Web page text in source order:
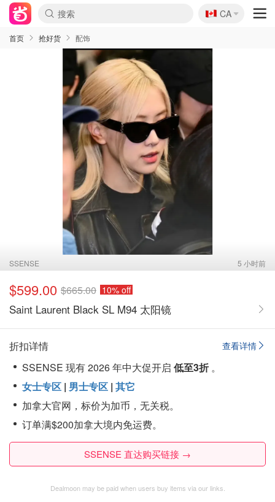
🇨🇦
CA
首页 抢好货 配饰
SSENSE 5 小时前
$599.00 $665.00 10% off
Saint Laurent Black SL M94 太阳镜
查看详情
折扣详情
SSENSE 现有 2026 年中大促开启 低至3折 。
女士专区 | 男士专区 | 其它
加拿大官网，标价为加币，无关税。
订单满$200加拿大境内免运费。
SSENSE 直达购买链接 →
Dealmoon may be paid when users buy items via our links.